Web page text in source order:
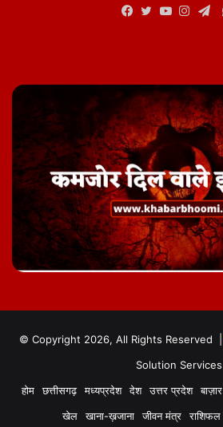
© Copyright 2026, All Rights Reserved |
Solution Services
होम
छत्तीसगढ़ मध्यप्रदेश देश उत्तर प्रदेश बाज़ार
खेल
खाना-ख़जाना जीवन मंत्र राशिफल